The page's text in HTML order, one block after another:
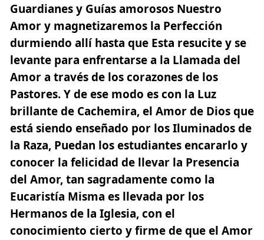
Guardianes y Guías amorosos Nuestro
Amor y magnetizaremos la Perfección
durmiendo allí hasta que Esta resucite y se
levante para enfrentarse a la Llamada del
Amor a través de los corazones de los
Pastores. Y de ese modo es con la Luz
brillante de Cachemira, el Amor de Dios que
está siendo enseñado por los Iluminados de
la Raza, Puedan los estudiantes encararlo y
conocer la felicidad de llevar la Presencia
del Amor, tan sagradamente como la
Eucaristía Misma es llevada por los
Hermanos de la Iglesia, con el
conocimiento cierto y firme de que el Amor